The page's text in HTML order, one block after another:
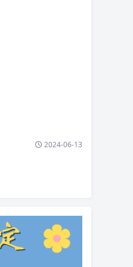
2024-06-13